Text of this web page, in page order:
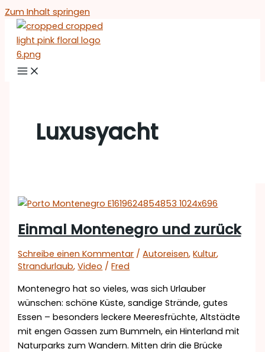
Zum Inhalt springen
Luxusyacht
Einmal Montenegro und zurück
Schreibe einen Kommentar /Autoreisen,Kultur,
Strandurlaub,Video /Fred
Montenegro hat so vieles, was sich Urlauber
wünschen: schöne Küste, sandige Strände, gutes
Essen – besonders leckere Meeresfrüchte, Altstädte
mit engen Gassen zum Bummeln, ein Hinterland mit
Naturparks zum Wandern. Mitten drin die Brücke